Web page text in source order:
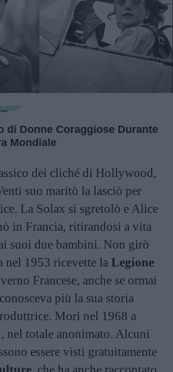
di Donne Coraggiose Durante
Mondiale
dei cliché di Hollywood,
suo maritò la lasciò per
La Solax si sgretolò e Alice
in Francia, ritirandosi a vita
suoi due bambini. Non girò
1953 ricevette la Legione
Francese, anche se ormai
più la sua storia
Morì nel 1968 a
nel totale anonimato. Alcuni
essere visti gratuitamente